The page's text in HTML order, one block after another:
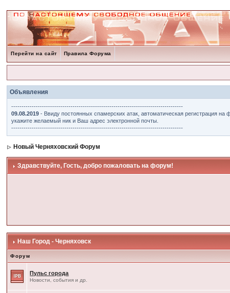
Перейти на сайт Правила Форума
Объявления
------------------------------------------------------------------------------------
09.08.2019 - Ввиду постоянных спамерских атак, автоматическая регистрация
укажите желаемый ник и Ваш адрес электронной почты.
------------------------------------------------------------------------------------
Новый Черняховский Форум
Здравствуйте, Гость, добро пожаловать на форум!
Наш Город - Черняховск
Форум
Пульс города
Новости, события и др.